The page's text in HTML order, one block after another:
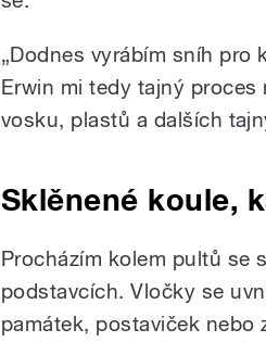
„Dodnes vyrábím sníh pro
Erwin mi tedy tajný proces
vosku, plastů a dalších
Sklěnené koule,
Procházím kolem pultů se
podstavcích. Vločky se
památek, postaviček nebo